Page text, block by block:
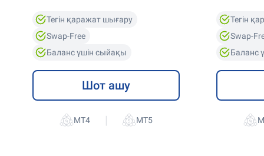
Тегін қаражат шығару
Swap-Free
Баланс үшін сыйақы
Шот ашу
|
Тегін
Swap-
Баланс